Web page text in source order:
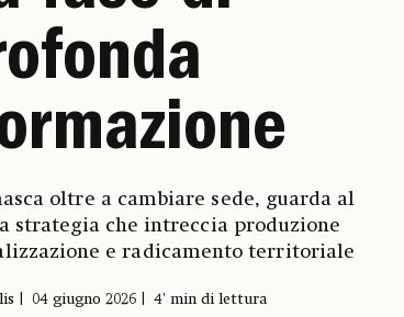
oltre a cambiare sede, guarda al
strategia che intreccia produzione
e radicamento territoriale
04 giugno 2026 4' min di lettura